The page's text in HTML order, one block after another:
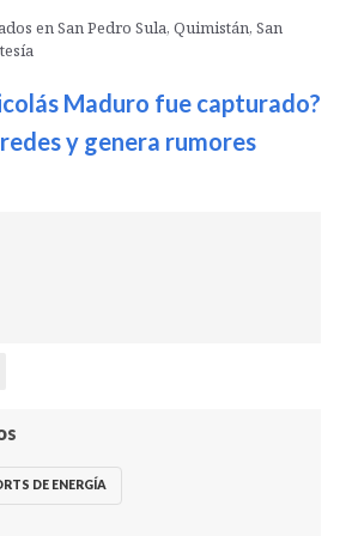
en San Pedro Sula, Quimistán, San
Maduro fue capturado?
y genera rumores
DE ENERGÍA